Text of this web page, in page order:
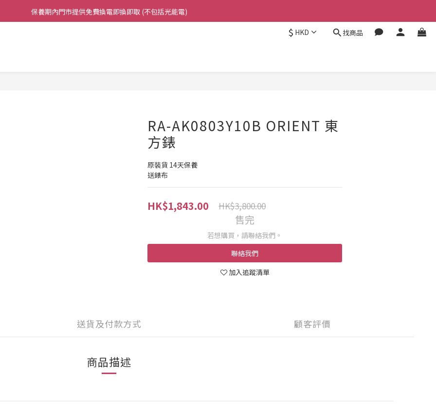
凡購買任何產品滿$500免運費（香港/澳門）
保養期內門市提供免費換電即換即取 (不包括光能電)
$ HKD 找商品
RA-AK0803Y10B ORIENT 東
方錶
原裝貨 14天保養
送錶布
HK$1,843.00 HK$3,800.00
售完
若想購買，請聯絡我們。
聯絡我們
加入追蹤清單
送貨及付款方式 顧客評價
商品描述